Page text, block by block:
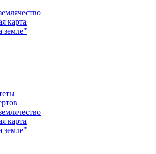
карта
земле"
карта
земле"